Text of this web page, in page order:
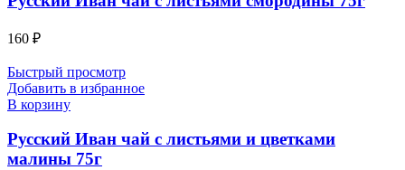
160 ₽
Быстрый просмотр
Добавить в избранное
В корзину
Русский Иван чай с листьями и цветками
малины 75г